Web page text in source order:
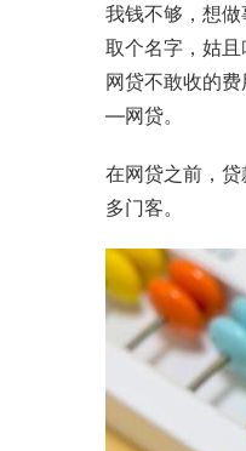
我钱不够，想
取个名字，姑
网贷不敢收的
—网贷。
在网贷之前，
多门客。